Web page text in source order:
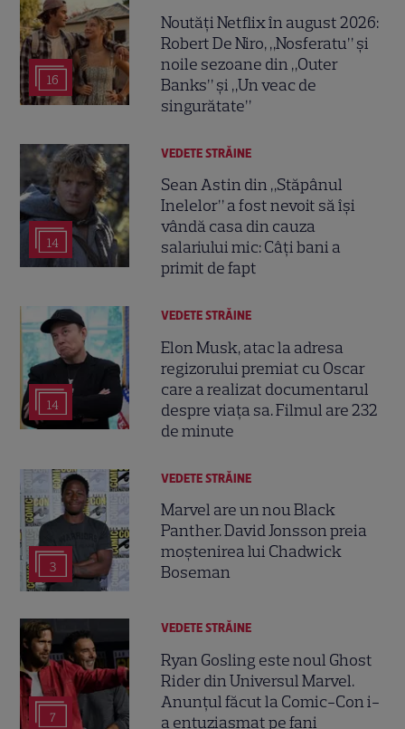
16
Noutăți Netflix în august 2026:
Robert De Niro, „Nosferatu” și
noile sezoane din „Outer
Banks” și „Un veac de
singurătate”
14
VEDETE STRĂINE
Sean Astin din „Stăpânul
Inelelor” a fost nevoit să își
vândă casa din cauza
salariului mic: Câți bani a
primit de fapt
14
VEDETE STRĂINE
Elon Musk, atac la adresa
regizorului premiat cu Oscar
care a realizat documentarul
despre viața sa. Filmul are 232
de minute
3
VEDETE STRĂINE
Marvel are un nou Black
Panther. David Jonsson preia
moștenirea lui Chadwick
Boseman
7
VEDETE STRĂINE
Ryan Gosling este noul Ghost
Rider din Universul Marvel.
Anunțul făcut la Comic-Con i-
a entuziasmat pe fani